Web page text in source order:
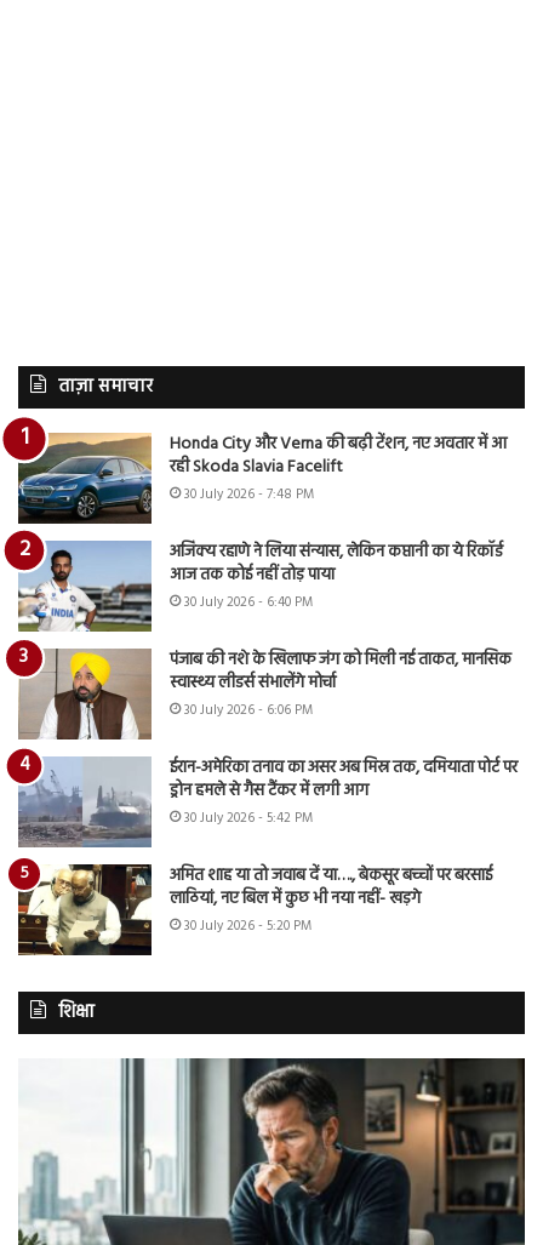
ताज़ा समाचार
Honda City और Verna की बढ़ी टेंशन, नए अवतार में आ
रही Skoda Slavia Facelift
30 July 2026 - 7:48 PM
अजिंक्य रहाणे ने लिया संन्यास, लेकिन कप्तानी का ये रिकॉर्ड
आज तक कोई नहीं तोड़ पाया
30 July 2026 - 6:40 PM
पंजाब की नशे के खिलाफ जंग को मिली नई ताकत, मानसिक
स्वास्थ्य लीडर्स संभालेंगे मोर्चा
30 July 2026 - 6:06 PM
ईरान-अमेरिका तनाव का असर अब मिस्र तक, दमियाता पोर्ट पर
ड्रोन हमले से गैस टैंकर में लगी आग
30 July 2026 - 5:42 PM
अमित शाह या तो जवाब दें या…., बेकसूर बच्चों पर बरसाई
लाठियां, नए बिल में कुछ भी नया नहीं- खड़गे
30 July 2026 - 5:20 PM
शिक्षा